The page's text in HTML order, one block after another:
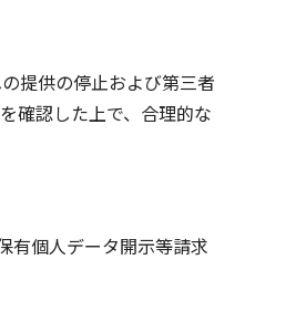
提供の停止および第三者
確認した上で、合理的な
有個人データ開示等請求